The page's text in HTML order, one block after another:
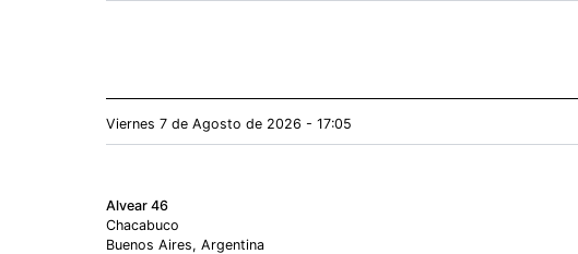
Viernes 7 de Agosto de 2026 - 17:05
Alvear 46
Chacabuco
Buenos Aires, Argentina